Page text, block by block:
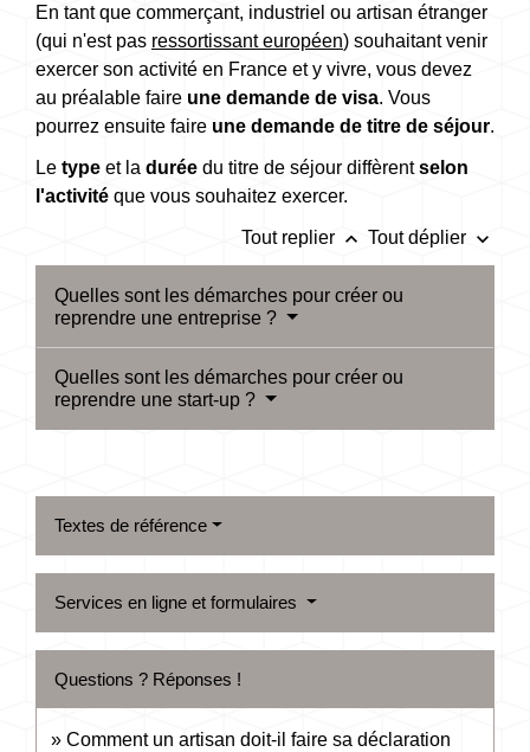
En tant que commerçant, industriel ou artisan étranger
(qui n'est pas ressortissant européen) souhaitant venir
exercer son activité en France et y vivre, vous devez
au préalable faire une demande de visa. Vous
pourrez ensuite faire une demande de titre de séjour.
Le type et la durée du titre de séjour diffèrentselon
l'activité que vous souhaitez exercer.
Tout replier keyboard_arrow_up Tout déplier keyboard_arrow_down
Quelles sont les démarches pour créer ou
reprendre une entreprise ?
Quelles sont les démarches pour créer ou
reprendre une start-up ?
Textes de référence
Services en ligne et formulaires
Questions ? Réponses !
Comment un artisan doit-il faire sa déclaration